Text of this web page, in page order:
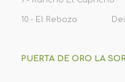
10.- El Rebozo
PUERTA DE ORO LA